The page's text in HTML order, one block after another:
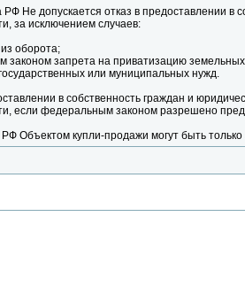
РФ Не допускается отказ в предоставлении
за исключением случаев:
оборота;
законом запрета на приватизацию земельных
или муниципальных нужд.
в собственность граждан и
если федеральным законом разрешено
РФ Объектом купли-продажи могут быть